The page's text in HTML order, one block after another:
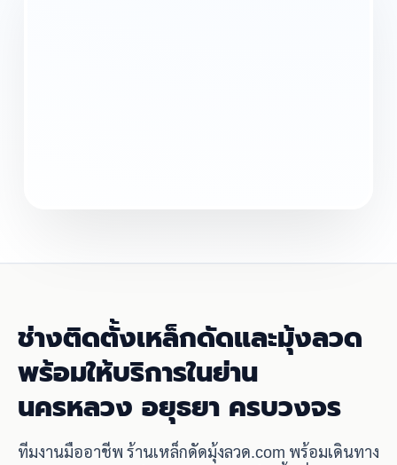
ช่างติดตั้งเหล็กดัดและมุ้งลวด
พร้อมให้บริการในย่าน
นครหลวง อยุธยา ครบวงจร
ทีมงานมืออาชีพ ร้านเหล็กดัดมุ้งลวด.com พร้อมเดินทาง